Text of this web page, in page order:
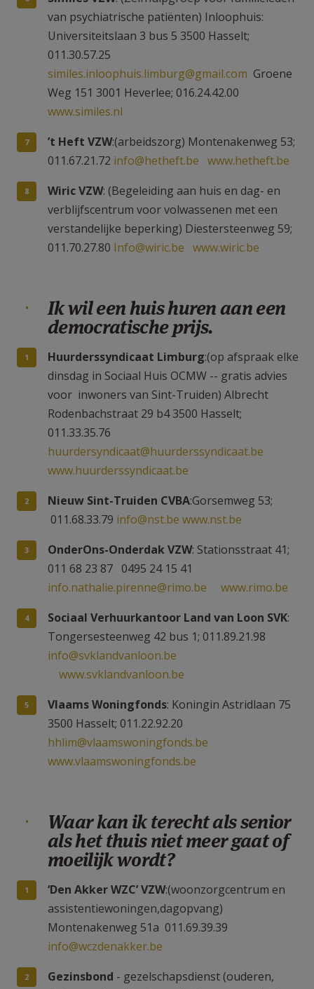
van psychiatrische patiënten) Inloophuis:
Universiteitslaan 3 bus 5 3500 Hasselt;
011.30.57.25
similes.inloophuis.limburg@gmail.com Groene
Weg 151 3001 Heverlee; 016.24.42.00
www.similes.nl
’t Heft VZW:(arbeidszorg) Montenakenweg 53;
011.67.21.72 info@hetheft.be www.hetheft.be
Wiric VZW: (Begeleiding aan huis en dag- en
verblijfscentrum voor volwassenen met een
verstandelijke beperking) Diestersteenweg 59;
011.70.27.80 Info@wiric.be www.wiric.be
Ik wil een huis huren aan een
democratische prijs.
Huurderssyndicaat Limburg:(op afspraak elke
dinsdag in Sociaal Huis OCMW -- gratis advies
voor inwoners van Sint-Truiden) Albrecht
Rodenbachstraat 29 b4 3500 Hasselt;
011.33.35.76
huurdersyndicaat@huurderssyndicaat.be
www.huurderssyndicaat.be
Nieuw Sint-Truiden CVBA:Gorsemweg 53;
011.68.33.79 info@nst.be www.nst.be
OnderOns-Onderdak VZW: Stationsstraat 41;
011 68 23 87 0495 24 15 41
info.nathalie.pirenne@rimo.be
www.rimo.be
Sociaal Verhuurkantoor Land van Loon SVK:
Tongersesteenweg 42 bus 1; 011.89.21.98
info@svklandvanloon.be
www.svklandvanloon.be
Vlaams Woningfonds: Koningin Astridlaan 75
3500 Hasselt; 011.22.92.20
hhlim@vlaamswoningfonds.be
www.vlaamswoningfonds.be
Waar kan ik terecht als senior
als het thuis niet meer gaat of
moeilijk wordt?
‘Den Akker WZC’ VZW:(woonzorgcentrum en
assistentiewoningen,dagopvang)
Montenakenweg 51a 011.69.39.39
info@wczdenakker.be
Gezinsbond - gezelschapsdienst (ouderen,